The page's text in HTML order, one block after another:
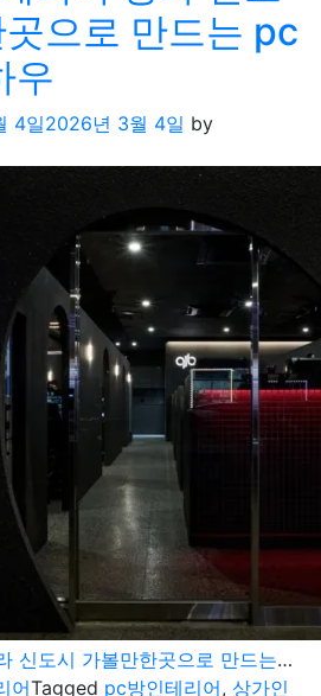
으로 만드는 pc
우
4일2026년 3월 4일 by
인천상가인테리어 청라 신도시 가볼만한곳으로 만드는 pc방 시공 노하우
어Tagged pc방인테리어, 상가인